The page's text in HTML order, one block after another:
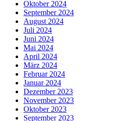
Oktober 2024
September 2024
August 2024
Juli 2024
Juni 2024
Mai 2024
April 2024
März 2024
Februar 2024
Januar 2024
Dezember 2023
November 2023
Oktober 2023
September 2023